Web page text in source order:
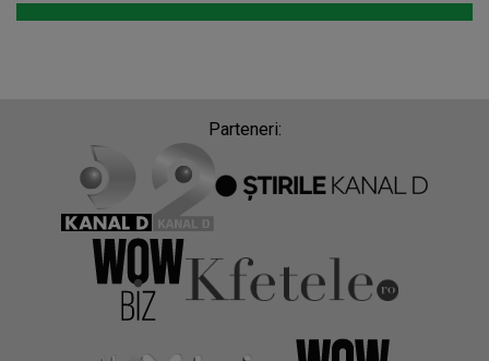
Parteneri: